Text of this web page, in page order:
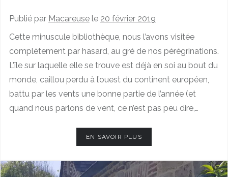
Publié par Macareusele 20 février 2019
Cette minuscule bibliothèque, nous l’avons visitée
complètement par hasard, au gré de nos pérégrinations.
L’île sur laquelle elle se trouve est déjà en soi au bout du
monde, caillou perdu à l’ouest du continent européen,
battu par les vents une bonne partie de l’année (et
quand nous parlons de vent, ce n’est pas peu dire,…
EN SAVOIR PLUS